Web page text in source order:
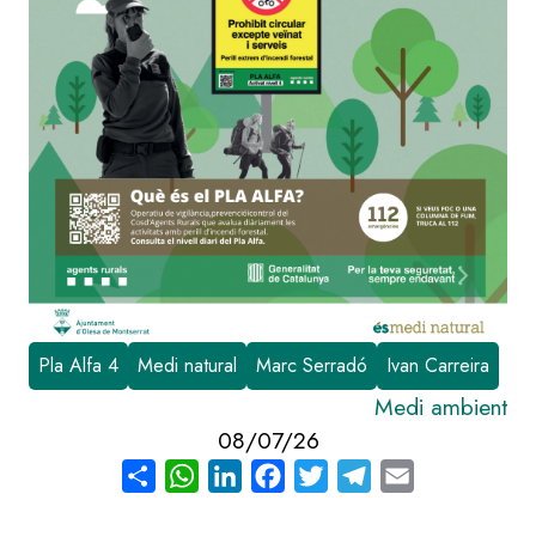
Pla Alfa 4 Medi natural Marc Serradó Ivan Carreira
Medi ambient
08/07/26
Share WhatsAppLinkedInFacebook
Twitter Telegram